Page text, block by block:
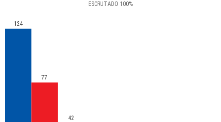
ESCRUTADO 100%
124
77
42